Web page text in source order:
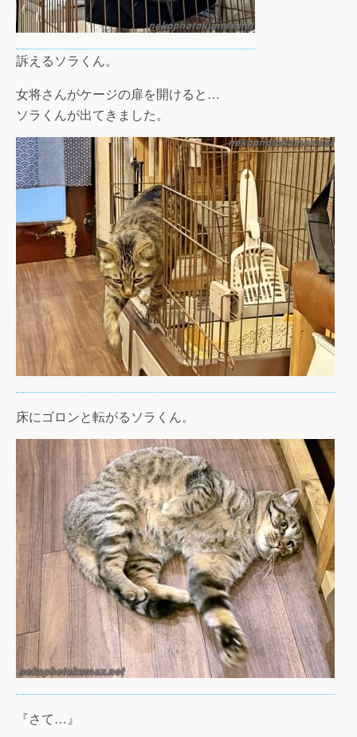
訴えるソラくん。
女将さんがケージの扉を開けると…
ソラくんが出てきました。
床にゴロンと転がるソラくん。
『さて…』